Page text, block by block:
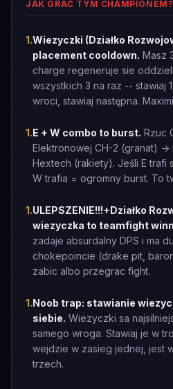
JAK GRAĆ TYM CHAMPIONEM?
1.Wiezyczki (Działko
placement cooldown. Masz
charge regeneruje sie
wszystkich 3 na raz -- stawiaj
wroci, stawiaj następna.
1.E + W combo to burst. Rzuc
Elektronowej CH-2 (granat) ->
Hextech (rakiety). Jeśli E trafi
W trafia = ogromny burst. To
1.ULEPSZENIE!!!+Działko
wiezyczka to teamfight
zadaje absurdalny DPS i ma
chokepoincie (drake pit,
zabic albo przegrac fight.
1.Noob trap: stawianie
siebie. Wiezyczki sa
samego wroga. Stawiaj je w
wejdzie w zasieg jednej, jest
trzech.